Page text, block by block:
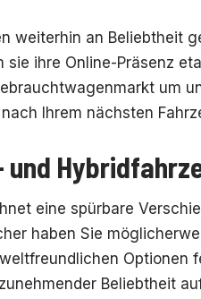
weiterhin an Beliebtheit
ihre Online-Präsenz
um
Ihrem nächsten
eine spürbare
haben Sie
Optionen
Beliebtheit